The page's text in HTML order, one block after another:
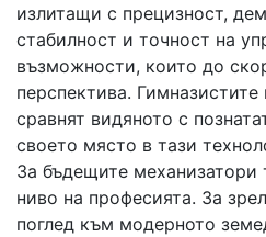
излитащи с прецизност,
стабилност и точност на
възможности, които до
перспектива.
сравнят видяното с
своето място в тази
За бъдещите механизатори
ниво на професията. За
поглед към модерното